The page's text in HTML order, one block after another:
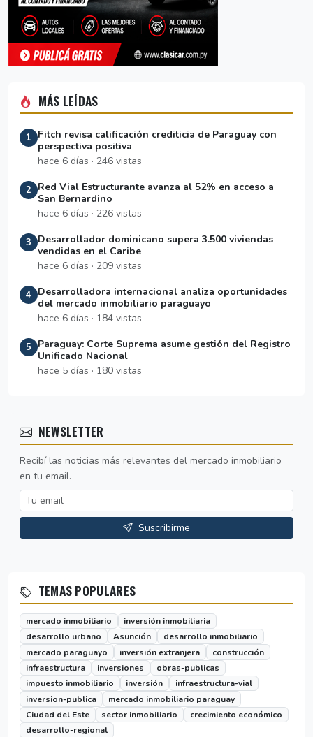
MÁS LEÍDAS
1
Fitch revisa calificación crediticia de Paraguay con
perspectiva positiva
hace 6 días · 246 vistas
2
Red Vial Estructurante avanza al 52% en acceso a
San Bernardino
hace 6 días · 226 vistas
3
Desarrollador dominicano supera 3.500 viviendas
vendidas en el Caribe
hace 6 días · 209 vistas
4
Desarrolladora internacional analiza oportunidades
del mercado inmobiliario paraguayo
hace 6 días · 184 vistas
5
Paraguay: Corte Suprema asume gestión del Registro
Unificado Nacional
hace 5 días · 180 vistas
NEWSLETTER
Recibí las noticias más relevantes del mercado inmobiliario
en tu email.
Suscribirme
TEMAS POPULARES
mercado inmobiliario
inversión inmobiliaria
desarrollo urbano
Asunción
desarrollo inmobiliario
mercado paraguayo
inversión extranjera
construcción
infraestructura
inversiones
obras-publicas
impuesto inmobiliario
inversión
infraestructura-vial
inversion-publica
mercado inmobiliario paraguay
Ciudad del Este
sector inmobiliario
crecimiento económico
desarrollo-regional